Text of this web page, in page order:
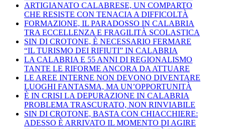
ARTIGIANATO CALABRESE, UN COMPARTO
CHE RESISTE CON TENACIA A DIFFICOLTÀ
FORMAZIONE, IL PARADOSSO IN CALABRIA
TRA ECCELLENZA E FRAGILITÀ SCOLASTICA
SIN DI CROTONE, È NECESSARIO FERMARE
“IL TURISMO DEI RIFIUTI” IN CALABRIA
LA CALABRIA E 55 ANNI DI REGIONALISMO
TANTE LE RIFORME ANCORA DA ATTUARE
LE AREE INTERNE NON DEVONO DIVENTARE
LUOGHI FANTASMA, MA UN’OPPORTUNITÀ
È IN CRISI LA DEPURAZIONE IN CALABRIA
PROBLEMA TRASCURATO, NON RINVIABILE
SIN DI CROTONE, BASTA CON CHIACCHIERE:
ADESSO È ARRIVATO IL MOMENTO DI AGIRE